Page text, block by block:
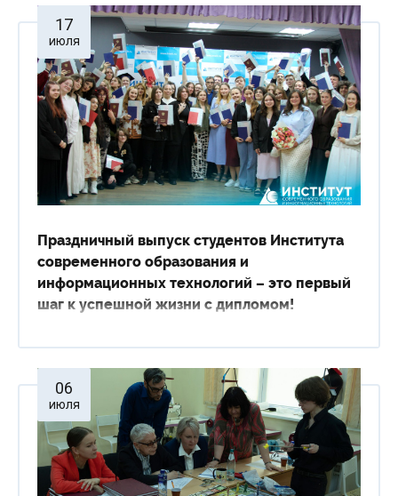
17
июля
Праздничный выпуск студентов Института
современного образования и
информационных технологий – это первый
шаг к успешной жизни с дипломом!
06
июля